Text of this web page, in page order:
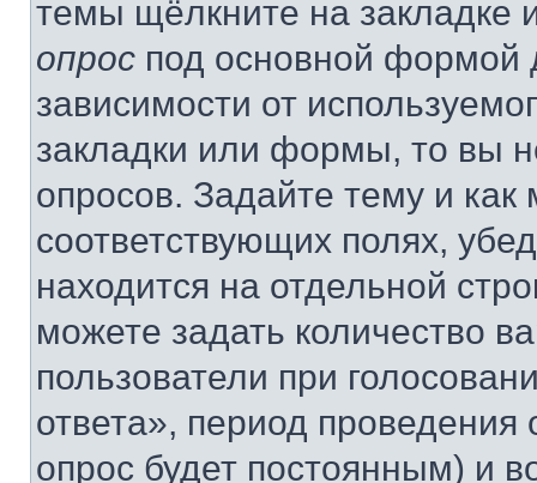
темы щёлкните на
опрос под основной формой
зависимости от
закладки или формы, то вы
опросов. Задайте тему и
соответствующих полях,
находится на отдельной
можете задать количество
пользователи при
ответа», период проведения
опрос будет постоянным) и